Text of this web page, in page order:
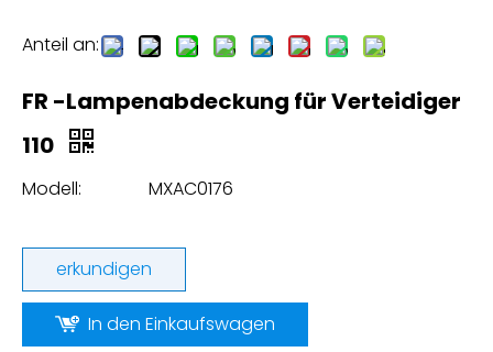
Anteil an:
FR -Lampenabdeckung für Verteidiger
110
Modell: MXAC0176
erkundigen
In den Einkaufswagen